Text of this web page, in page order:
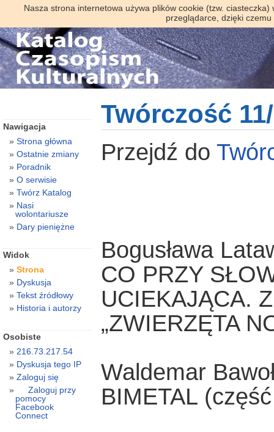
Nasza strona internetowa używa plików cookie (tzw.
przeglądarce, dzięki
Twórczość
Przejdź do
Bogusława
CO PRZY
UCIEKAJĄCA.
„ZWIERZĘTA
Waldemar
BIMETAL
Nawigacja
Strona główna
Ostatnie zmiany
Poradnik
O serwisie
Twórz Katalog
Nasi
wolontariusze
Dary pieniężne
Widok
Strona
Dyskusja
Tekst źródłowy
Historia i autorzy
Osobiste
216.73.217.54
Dyskusja tego IP
Zaloguj się
Zaloguj przy
pomocy
Facebook
Connect